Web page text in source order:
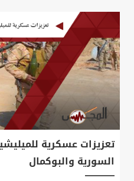
تعزيزات عسكرية
السورية والبوكمال